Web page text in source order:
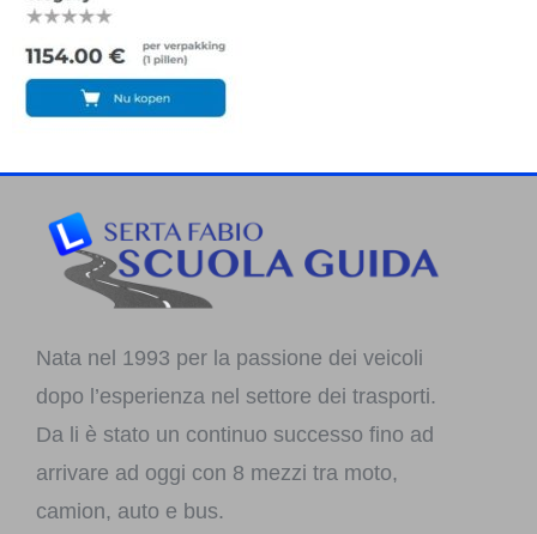
Nata nel 1993 per la passione dei veicoli
dopo l’esperienza nel settore dei trasporti.
Da li è stato un continuo successo fino ad
arrivare ad oggi con 8 mezzi tra moto,
camion, auto e bus.​